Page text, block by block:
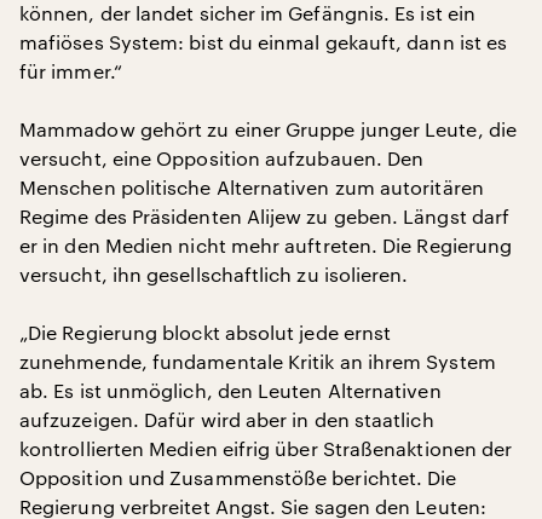
können, der landet sicher im Gefängnis. Es ist ein
mafiöses System: bist du einmal gekauft, dann ist es
für immer.“
Mammadow gehört zu einer Gruppe junger Leute, die
versucht, eine Opposition aufzubauen. Den
Menschen politische Alternativen zum autoritären
Regime des Präsidenten Alijew zu geben. Längst darf
er in den Medien nicht mehr auftreten. Die Regierung
versucht, ihn gesellschaftlich zu isolieren.
„Die Regierung blockt absolut jede ernst
zunehmende, fundamentale Kritik an ihrem System
ab. Es ist unmöglich, den Leuten Alternativen
aufzuzeigen. Dafür wird aber in den staatlich
kontrollierten Medien eifrig über Straßenaktionen der
Opposition und Zusammenstöße berichtet. Die
Regierung verbreitet Angst. Sie sagen den Leuten: